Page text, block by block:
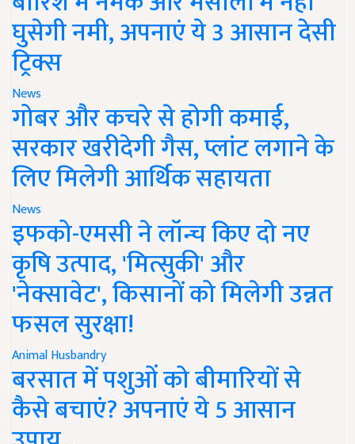
घुसेगी नमी, अपनाएं ये 3 आसान देसी
ट्रिक्स
News
गोबर और कचरे से होगी कमाई,
सरकार खरीदेगी गैस, प्लांट लगाने के
लिए मिलेगी आर्थिक सहायता
News
इफको-एमसी ने लॉन्च किए दो नए
कृषि उत्पाद, 'मित्सुकी' और
'नेक्सावेट', किसानों को मिलेगी उन्नत
फसल सुरक्षा!
Animal Husbandry
बरसात में पशुओं को बीमारियों से
कैसे बचाएं? अपनाएं ये 5 आसान